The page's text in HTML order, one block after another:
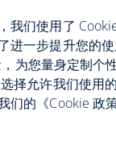
按时登机的乘客
以下方式处理：
我们使用了
进一步提升您的
为您量身定制个
择允许我们使用
的《Cookie 政策